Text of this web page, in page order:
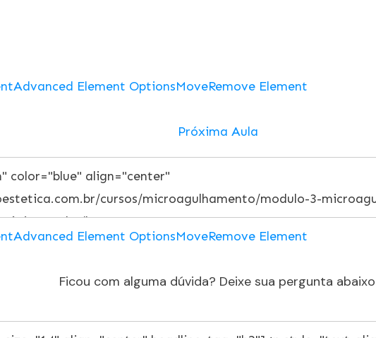
Advanced Element OptionsMoveRemove Element
Próxima Aula
Advanced Element OptionsMoveRemove Element
Ficou com alguma dúvida? Deixe sua pergunta